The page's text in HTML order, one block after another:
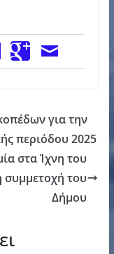
για την
περιόδου 2025
στα Ίχνη του
συμμετοχή του
Δήμου